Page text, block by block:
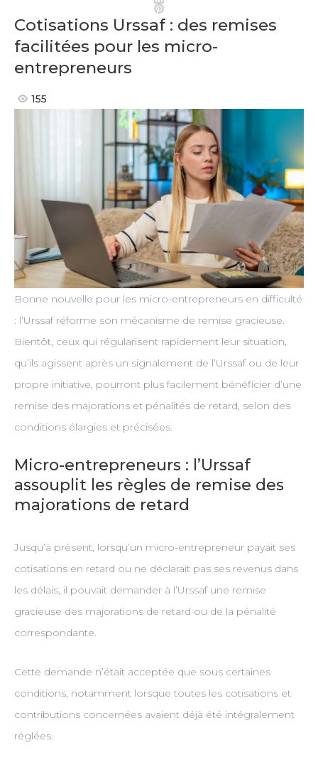
Pinterest
Cotisations Urssaf : des remises
facilitées pour les micro-
entrepreneurs
155
Bonne nouvelle pour les micro-entrepreneurs en difficulté
: l’Urssaf réforme son mécanisme de remise gracieuse.
Bientôt, ceux qui régularisent rapidement leur situation,
qu’ils agissent après un signalement de l’Urssaf ou de leur
propre initiative, pourront plus facilement bénéficier d’une
remise des majorations et pénalités de retard, selon des
conditions élargies et précisées.
Micro-entrepreneurs : l’Urssaf
assouplit les règles de remise des
majorations de retard
Jusqu’à présent, lorsqu’un micro-entrepreneur payait ses
cotisations en retard ou ne déclarait pas ses revenus dans
les délais, il pouvait demander à l’Urssaf une remise
gracieuse des majorations de retard ou de la pénalité
correspondante.
Cette demande n’était acceptée que sous certaines
conditions, notamment lorsque toutes les cotisations et
contributions concernées avaient déjà été intégralement
réglées.